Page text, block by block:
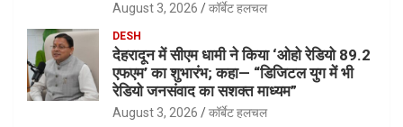
August 3, 2026 कॉर्बेट हलचल
DESH
देहरादून में सीएम धामी ने किया ‘ओहो रेडियो 89.2
एफएम’ का शुभारंभ; कहा— “डिजिटल युग में भी
रेडियो जनसंवाद का सशक्त माध्यम”
August 3, 2026 कॉर्बेट हलचल